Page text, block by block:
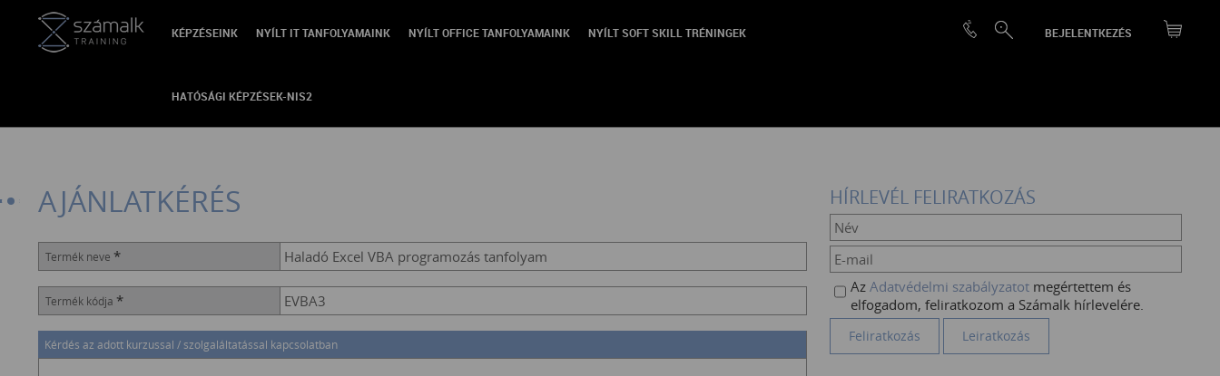
BEJELENTKEZÉS
KÉPZÉSEINK NYÍLT IT TANFOLYAMAINK NYÍLT OFFICE TANFOLYAMAINK NYÍLT SOFT SKILL TRÉNINGEK
HATÓSÁGI KÉPZÉSEK-NIS2
VISSZA
AJÁNLATKÉRÉS
Termék neve *
Termék kódja *
Kérdés az adott kurzussal / szolgaláltatással kapcsolatban
HÍRLEVÉL FELIRATKOZÁS
Az Adatvédelmi szabályzatot megértettem és
elfogadom, feliratkozom a Számalk hírlevelére.